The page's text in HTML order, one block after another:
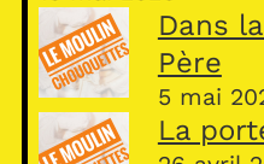
Dans
Père
5 mai
La